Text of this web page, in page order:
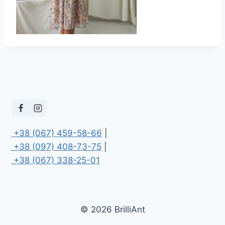
+38 (067) 459-58-66
+38 (097) 408-73-75
+38 (067) 338-25-01
© 2026 BrilliAnt